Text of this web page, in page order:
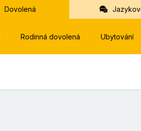
Dovolená
Rodinná dovolená Ubytování